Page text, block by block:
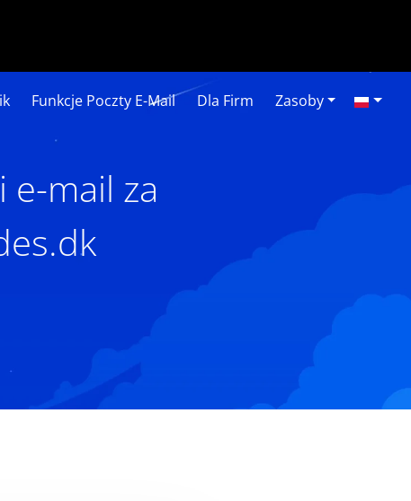
Funkcje Poczty E-Mail Dla Firm Zasoby
e-mail za